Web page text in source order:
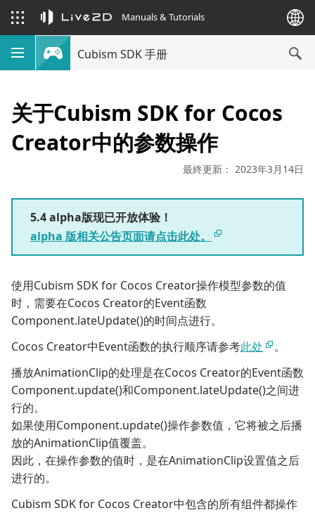
Manuals & Tutorials
Cubism SDK 手册
关于Cubism SDK for Cocos
Creator中的参数操作
最終更新： 2023年3月14日
5.4 alpha版现已开放体验！
alpha 版相关公告页面请点击此处。
使用Cubism SDK for Cocos Creator操作模型参数的值
时，需要在Cocos Creator的Event函数
Component.lateUpdate()的时间点进行。
Cocos Creator中Event函数的执行顺序请参考此处
。
播放AnimationClip的处理是在Cocos Creator的Event函数
Component.update()和Component.lateUpdate()之间进
行的。
如果使用Component.update()操作参数值，它将被之后播
放的AnimationClip值覆盖。
因此，在操作参数的值时，是在AnimationClip设置值之后
进行的。
Cubism SDK for Cocos Creator中包含的所有组件都操作